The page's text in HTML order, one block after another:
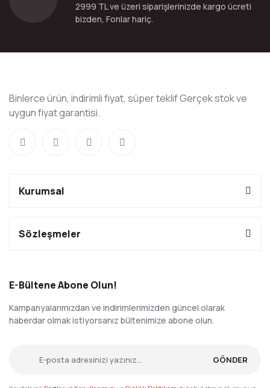
2999 TL ve üzeri siparişlerinizde kargo ücreti
bizden, Fonlar hariç.
Binlerce ürün, indirimli fiyat, süper teklif Gerçek stok ve
uygun fiyat garantisi.
Kurumsal
Sözleşmeler
E-Bültene Abone Olun!
Kampanyalarımızdan ve indirimlerimizden güncel olarak
haberdar olmak istiyorsanız bültenimize abone olun.
GÖNDER